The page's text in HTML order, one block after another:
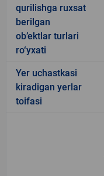
qurilishga ruxsat
berilgan
ob’ektlar turlari
ro‘yxati
Yer uchastkasi
kiradigan yerlar
toifasi